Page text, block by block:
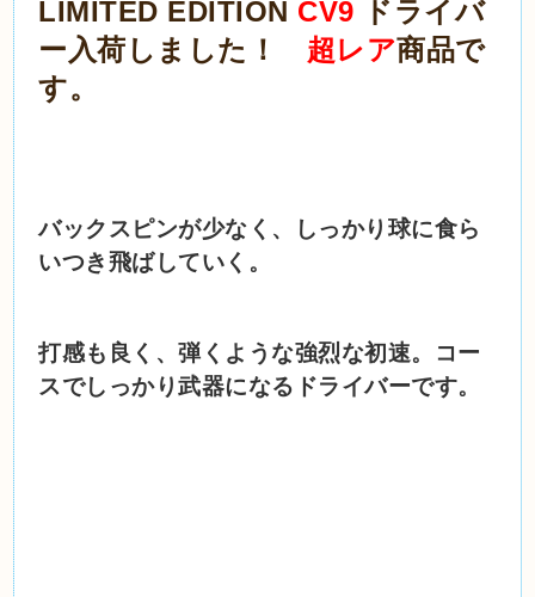
LIMITED EDITION CV9 ドライバ
ー入荷しました！ 超レア商品で
す。
バックスピンが少なく、しっかり球に食ら
いつき飛ばしていく。
打感も良く、弾くような強烈な初速。コー
スでしっかり武器になるドライバーです。